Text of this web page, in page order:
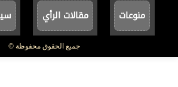
منوعات مقالات الرأي
جميع الحقوق محفوظة ©